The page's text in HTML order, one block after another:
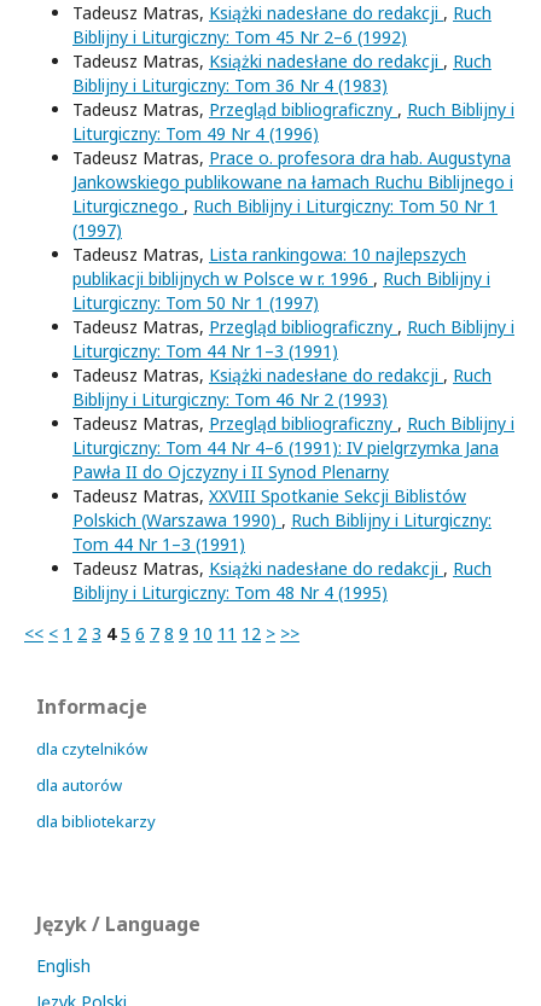
Tadeusz Matras, Książki nadesłane do redakcji , Ruch
Biblijny i Liturgiczny: Tom 45 Nr 2–6 (1992)
Tadeusz Matras, Książki nadesłane do redakcji , Ruch
Biblijny i Liturgiczny: Tom 36 Nr 4 (1983)
Tadeusz Matras, Przegląd bibliograficzny , Ruch Biblijny i
Liturgiczny: Tom 49 Nr 4 (1996)
Tadeusz Matras, Prace o. profesora dra hab. Augustyna
Jankowskiego publikowane na łamach Ruchu Biblijnego i
Liturgicznego , Ruch Biblijny i Liturgiczny: Tom 50 Nr 1
(1997)
Tadeusz Matras, Lista rankingowa: 10 najlepszych
publikacji biblijnych w Polsce w r. 1996 , Ruch Biblijny i
Liturgiczny: Tom 50 Nr 1 (1997)
Tadeusz Matras, Przegląd bibliograficzny , Ruch Biblijny i
Liturgiczny: Tom 44 Nr 1–3 (1991)
Tadeusz Matras, Książki nadesłane do redakcji , Ruch
Biblijny i Liturgiczny: Tom 46 Nr 2 (1993)
Tadeusz Matras, Przegląd bibliograficzny , Ruch Biblijny i
Liturgiczny: Tom 44 Nr 4–6 (1991): IV pielgrzymka Jana
Pawła II do Ojczyzny i II Synod Plenarny
Tadeusz Matras, XXVIII Spotkanie Sekcji Biblistów
Polskich (Warszawa 1990) , Ruch Biblijny i Liturgiczny:
Tom 44 Nr 1–3 (1991)
Tadeusz Matras, Książki nadesłane do redakcji , Ruch
Biblijny i Liturgiczny: Tom 48 Nr 4 (1995)
<< < 1 2 3 4 5 6 7 8 9 10 11 12 > >>
Informacje
dla czytelników
dla autorów
dla bibliotekarzy
Język / Language
English